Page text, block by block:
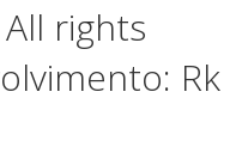
rights
Rk